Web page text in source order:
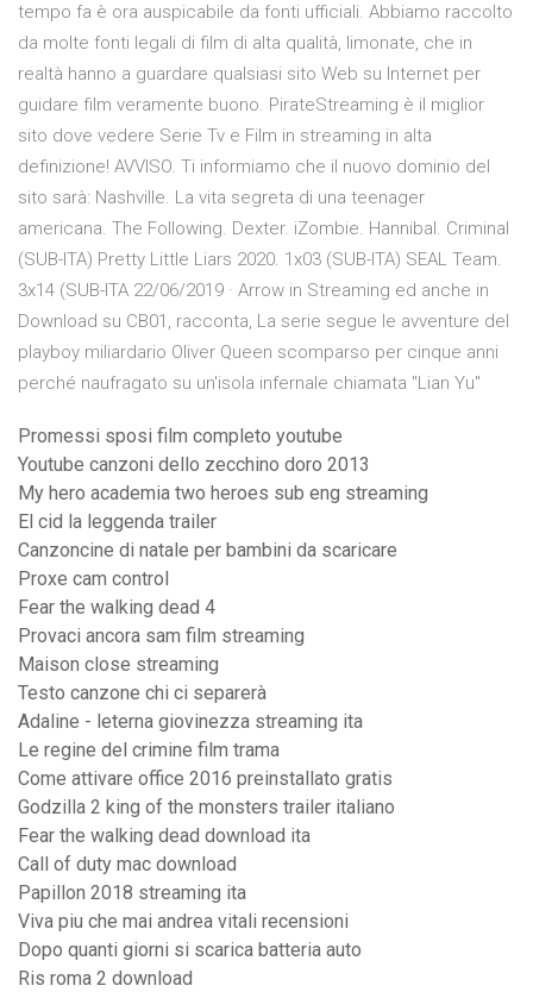
tempo fa è ora auspicabile da fonti ufficiali. Abbiamo raccolto
da molte fonti legali di film di alta qualità, limonate, che in
realtà hanno a guardare qualsiasi sito Web su Internet per
guidare film veramente buono. PirateStreaming è il miglior
sito dove vedere Serie Tv e Film in streaming in alta
definizione! AVVISO. Ti informiamo che il nuovo dominio del
sito sarà: Nashville. La vita segreta di una teenager
americana. The Following. Dexter. iZombie. Hannibal. Criminal
(SUB-ITA) Pretty Little Liars 2020. 1x03 (SUB-ITA) SEAL Team.
3x14 (SUB-ITA 22/06/2019 · Arrow in Streaming ed anche in
Download su CB01, racconta, La serie segue le avventure del
playboy miliardario Oliver Queen scomparso per cinque anni
perché naufragato su un'isola infernale chiamata "Lian Yu"
Promessi sposi film completo youtube
Youtube canzoni dello zecchino doro 2013
My hero academia two heroes sub eng streaming
El cid la leggenda trailer
Canzoncine di natale per bambini da scaricare
Proxe cam control
Fear the walking dead 4
Provaci ancora sam film streaming
Maison close streaming
Testo canzone chi ci separerà
Adaline - leterna giovinezza streaming ita
Le regine del crimine film trama
Come attivare office 2016 preinstallato gratis
Godzilla 2 king of the monsters trailer italiano
Fear the walking dead download ita
Call of duty mac download
Papillon 2018 streaming ita
Viva piu che mai andrea vitali recensioni
Dopo quanti giorni si scarica batteria auto
Ris roma 2 download